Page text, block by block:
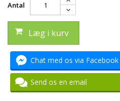
Antal
Læg i kurv
Chat med os via Facebook
Send os en email